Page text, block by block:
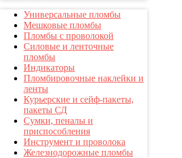
Универсальные пломбы
Мешковые пломбы
Пломбы с проволокой
Силовые и ленточные
пломбы
Индикаторы
Пломбировочные наклейки и
ленты
Курьерские и сейф-пакеты,
пакеты СД
Сумки, пеналы и
приспособления
Инструмент и проволока
Железнодорожные пломбы